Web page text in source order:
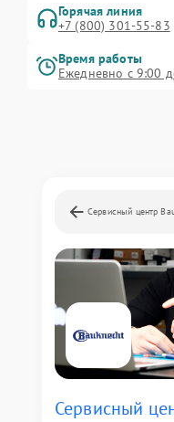
Горячая линия
+7 (800) 301-55-83
Время работы
Ежедневно с 9:00
Сервисный центр
Сервисный